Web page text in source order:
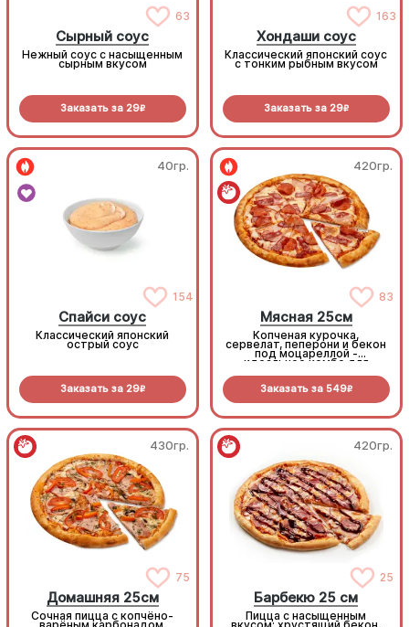
63
Сырный соус
Нежный соус с насыщенным
сырным вкусом
Заказать за 29R
163
Хондаши соус
Классический японский соус
с тонким рыбным вкусом
Заказать за 29R
40гр.
154
Спайси соус
Классический японский
острый соус
Заказать за 29R
420гр.
83
Мясная 25см
Копченая курочка,
сервелат, пеперони и бекон
под моцареллой -
идеальное комбо для
Заказать за 549R
430гр.
75
Домашняя 25см
Сочная пицца с копчёно-
420гр.
25
Барбекю 25 см
Пицца с насыщенным